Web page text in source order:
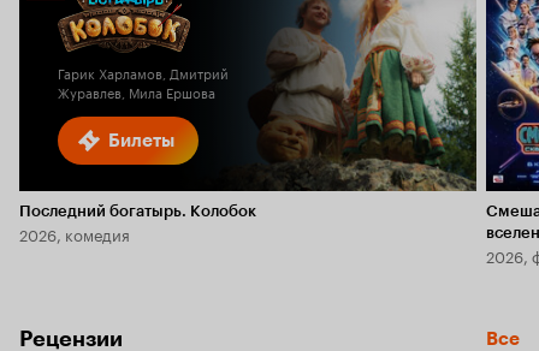
Билеты
Кинопоиска
Гарик Харламов, Дмитрий
Журавлев, Мила Ершова
Последний богатырь. Колобок
2026, комедия
2026,
Рецензии Все